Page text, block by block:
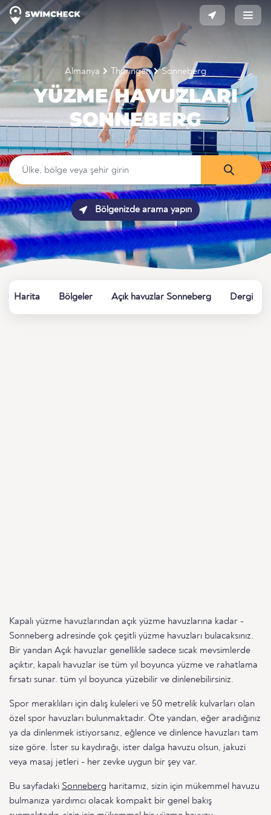
Almanya Thüringen Sonneberg
YÜZME HAVUZLARI
SONNEBERG
Bölgenizde arama yapın
Harita Bölgeler Açık havuzlar Sonneberg Dergi
Kapalı yüzme havuzlarından açık yüzme havuzlarına kadar -
Sonneberg adresinde çok çeşitli yüzme havuzları bulacaksınız.
Bir yandan Açık havuzlar genellikle sadece sıcak mevsimlerde
açıktır, kapalı havuzlar ise tüm yıl boyunca yüzme ve rahatlama
fırsatı sunar. tüm yıl boyunca yüzebilir ve dinlenebilirsiniz.
Spor meraklıları için dalış kuleleri ve 50 metrelik kulvarları olan
özel spor havuzları bulunmaktadır. Öte yandan, eğer aradığınız
ya da dinlenmek istiyorsanız, eğlence ve dinlence havuzları tam
size göre. İster su kaydırağı, ister dalga havuzu olsun, jakuzi
veya masaj jetleri - her zevke uygun bir şey var.
Bu sayfadaki Sonneberg haritamız, sizin için mükemmel havuzu
bulmanıza yardımcı olacak kompakt bir genel bakış